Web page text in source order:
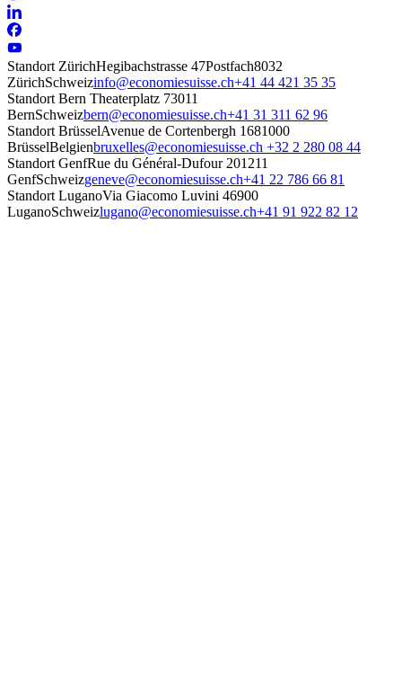
Standort ZürichHegibachstrasse 47Postfach8032
ZürichSchweizinfo@economiesuisse.ch+41 44 421 35 35
Standort Bern Theaterplatz 73011
BernSchweizbern@economiesuisse.ch+41 31 311 62 96
Standort BrüsselAvenue de Cortenbergh 1681000
BrüsselBelgienbruxelles@economiesuisse.ch +32 2 280 08 44
Standort GenfRue du Général-Dufour 201211
GenfSchweizgeneve@economiesuisse.ch+41 22 786 66 81
Standort LuganoVia Giacomo Luvini 46900
LuganoSchweizlugano@economiesuisse.ch+41 91 922 82 12